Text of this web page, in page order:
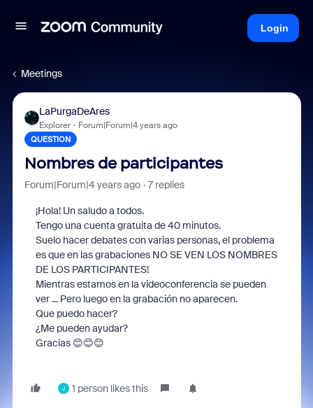
Login
Meetings
LaPurgaDeAres
Explorer Forum|Forum|4 years ago
QUESTION
Nombres de participantes
Forum|Forum|4 years ago 7 replies
¡Hola! Un saludo a todos.
Tengo una cuenta gratuita de 40 minutos.
Suelo hacer debates con varias personas, el problema
es que en las grabaciones NO SE VEN LOS NOMBRES
DE LOS PARTICIPANTES!
Mientras estamos en la videoconferencia se pueden
ver ... Pero luego en la grabación no aparecen.
Que puedo hacer?
¿Me pueden ayudar?
Gracias 😊😊😊
J 1 person likes this